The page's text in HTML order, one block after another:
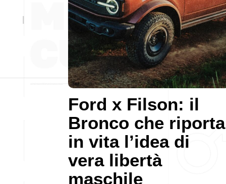
Ford x Filson: il
Bronco che riporta
in vita l’idea di
vera libertà
maschile